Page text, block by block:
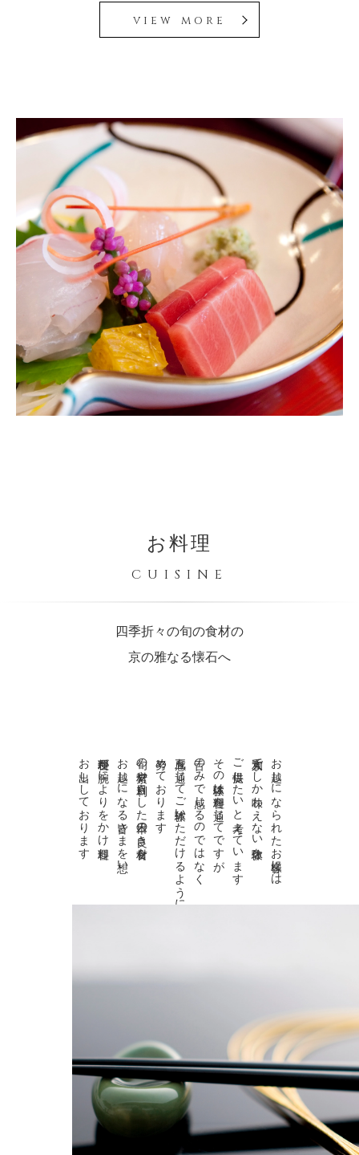
view more
お料理
CUISINE
四季折々の旬の食材の
京の雅なる懐石へ
お越しになられたお客様には
京大和でしか味わえない体験を
ご提供したいと考えています
その体験は料理を通じてですが
舌のみで感じるのではなく
五感を通じてご体験いただけるように
努めております
旬の素材や目利きした日本の良き食材を
お越しになる皆さまを想い
料理長が腕によりをかけ料理し
お出ししております